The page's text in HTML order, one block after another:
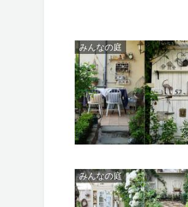
みんなの庭
みんなの庭